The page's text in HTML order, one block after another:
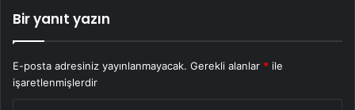
Bir yanıt yazın
E-posta adresiniz yayınlanmayacak. Gerekli alanlar * ile
işaretlenmişlerdir